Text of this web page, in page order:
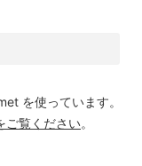
を使っています。
ご覧ください。